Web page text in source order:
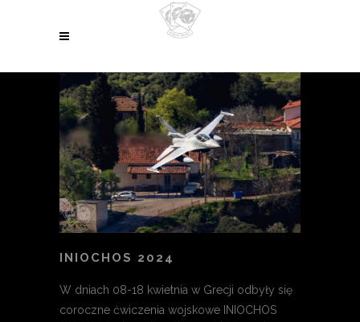
INIOCHOS 2024
W dniach 08-18 kwietnia w Grecji odbyły się
coroczne ćwiczenia wojskowe INIOCHOS